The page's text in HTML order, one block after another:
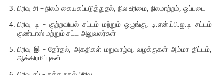
பிரிவு சி – நிலம் கையகப்படுத்துதல், நில உரிமை, நிலமாற்றம், ஒப்படை
பிரிவு டி – குற்றவியல் சட்டம் மற்றும் ஒழுங்கு, டி.என்.ப்பி.ஐ.டி சட்டம்
குண்டாஸ் மற்றும் சட்ட அலுவலர்கள்
பிரிவு இ – தேர்தல், அகதிகள் மறுவாழ்வு, வழக்குகள் அம்மா திட்டம்,
ஆக்கிரமிப்புகள்